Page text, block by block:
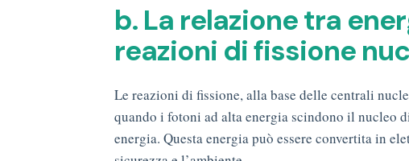
b. La relazione tra
reazioni di fissione
Le reazioni di fissione, alla base delle centrali
quando i fotoni ad alta energia scindono il nucleo
energia. Questa energia può essere convertita in